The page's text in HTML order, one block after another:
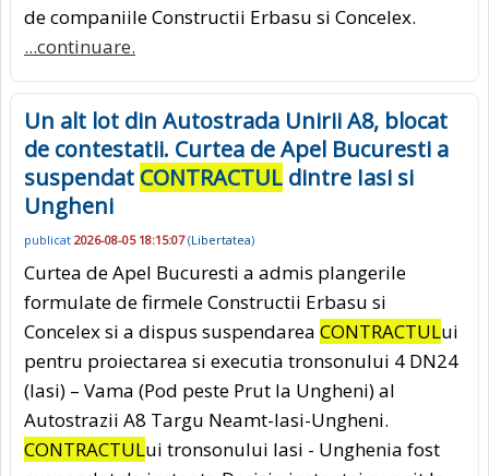
de companiile Constructii Erbasu si Concelex.
...continuare.
Un alt lot din Autostrada Unirii A8, blocat
de contestatii. Curtea de Apel Bucuresti a
suspendat CONTRACTUL dintre Iasi si
Ungheni
publicat 2026-08-05 18:15:07(Libertatea)
Curtea de Apel Bucuresti a admis plangerile
formulate de firmele Constructii Erbasu si
Concelex si a dispus suspendarea CONTRACTULui
pentru proiectarea si executia tronsonului 4 DN24
(Iasi) – Vama (Pod peste Prut la Ungheni) al
Autostrazii A8 Targu Neamt-Iasi-Ungheni.
CONTRACTULui tronsonului Iasi - Unghenia fost